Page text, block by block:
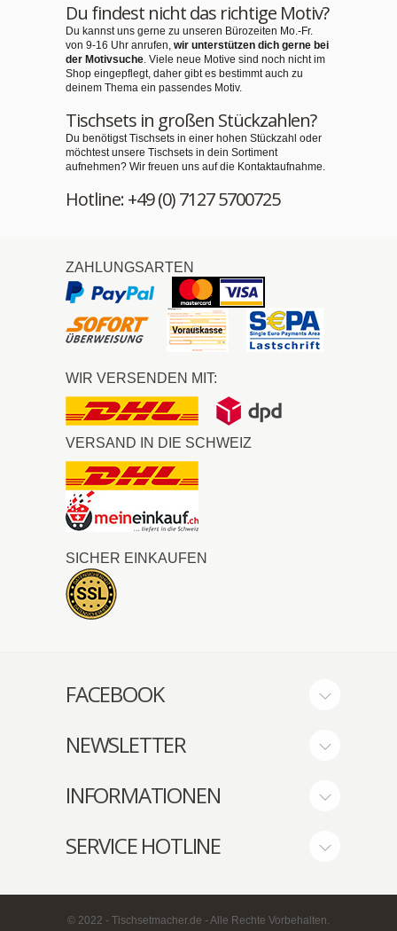
Du findest nicht das richtige Motiv?
Du kannst uns gerne zu unseren Bürozeiten Mo.-Fr.
von 9-16 Uhr anrufen, wir unterstützen dich gerne bei
der Motivsuche. Viele neue Motive sind noch nicht im
Shop eingepflegt, daher gibt es bestimmt auch zu
deinem Thema ein passendes Motiv.
Tischsets in großen Stückzahlen?
Du benötigst Tischsets in einer hohen Stückzahl oder
möchtest unsere Tischsets in dein Sortiment
aufnehmen? Wir freuen uns auf die Kontaktaufnahme.
Hotline: +49 (0) 7127 5700725
ZAHLUNGSARTEN
WIR VERSENDEN MIT:
VERSAND IN DIE SCHWEIZ
SICHER EINKAUFEN
FACEBOOK
NEWSLETTER
INFORMATIONEN
SERVICE HOTLINE
© 2022 - Tischsetmacher.de - Alle Rechte Vorbehalten.